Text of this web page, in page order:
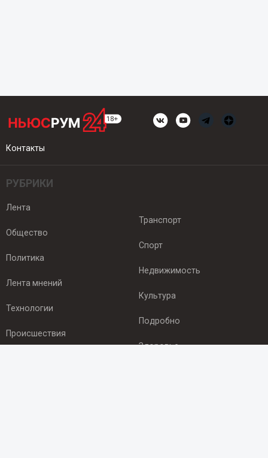
Контакты
РУБРИКИ
Лента
Общество
Политика
Лента мнений
Технологии
Происшествия
Транспорт
Спорт
Недвижимость
Культура
Подробно
Здоровье